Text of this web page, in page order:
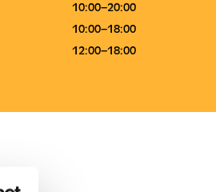
10:00–20:00
10:00–18:00
12:00–18:00